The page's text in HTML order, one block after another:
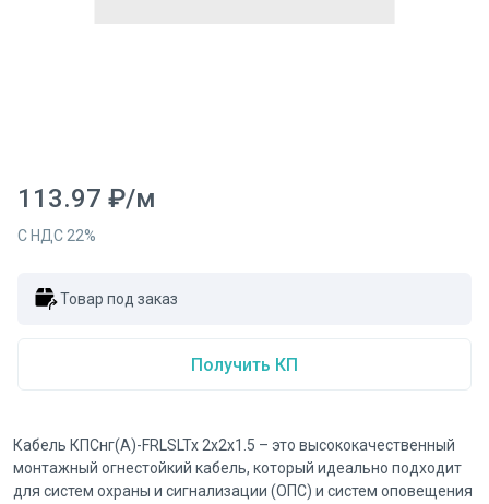
113.97 ₽/м
С НДС 22%
Товар под заказ
Получить КП
Кабель КПСнг(А)-FRLSLTx 2х2х1.5 – это высококачественный
монтажный огнестойкий кабель, который идеально подходит
для систем охраны и сигнализации (ОПС) и систем оповещения